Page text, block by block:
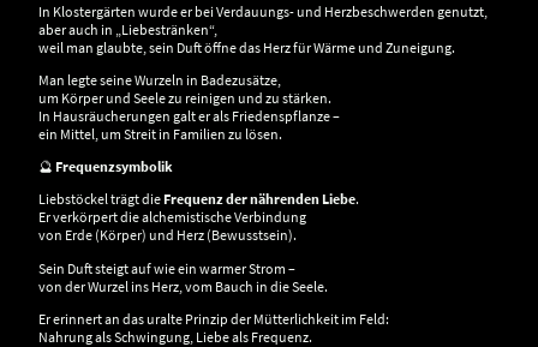
In Klostergärten wurde er bei Verdauungs- und Herzbeschwerden genutzt,
aber auch in „Liebestränken“,
weil man glaubte, sein Duft öffne das Herz für Wärme und Zuneigung.
Man legte seine Wurzeln in Badezusätze,
um Körper und Seele zu reinigen und zu stärken.
In Hausräucherungen galt er als Friedenspflanze –
ein Mittel, um Streit in Familien zu lösen.
🔮 Frequenzsymbolik
Liebstöckel trägt die Frequenz der nährenden Liebe.
Er verkörpert die alchemistische Verbindung
von Erde (Körper) und Herz (Bewusstsein).
Sein Duft steigt auf wie ein warmer Strom –
von der Wurzel ins Herz, vom Bauch in die Seele.
Er erinnert an das uralte Prinzip der Mütterlichkeit im Feld:
Nahrung als Schwingung, Liebe als Frequenz.